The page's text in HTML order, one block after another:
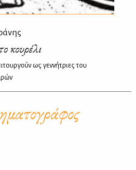
κουρέλι
ως γεννήτριες του